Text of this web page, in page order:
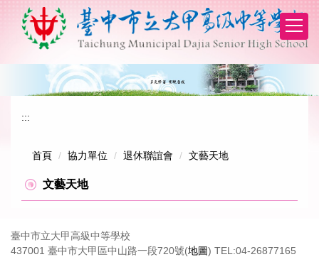
:::
首頁 協力單位 退休聯誼會 文藝天地
文藝天地
臺中市立大甲高級中等學校
437001 臺中市大甲區中山路一段720號(地圖) TEL:04-26877165